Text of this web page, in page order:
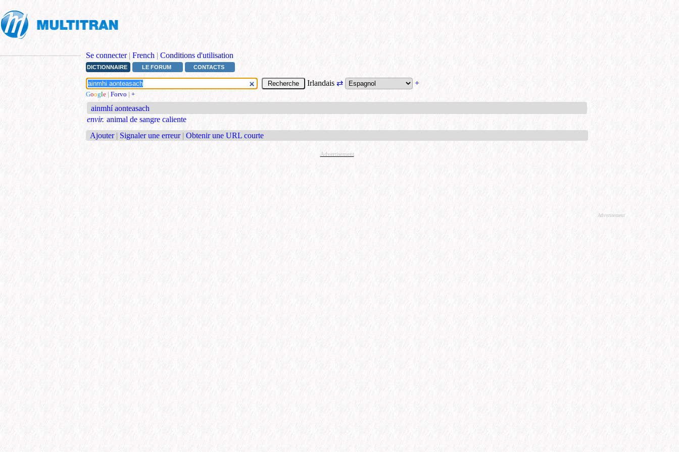
Se connecter | French | Conditions d'utilisation
DICTIONNAIRE LE FORUM CONTACTS
Irlandais ⇄ +
Google | Forvo | +
ainmhí aonteasach
envir. animal de sangre caliente
Ajouter | Signaler une erreur | Obtenir une URL courte
Advertisement
Advertisement